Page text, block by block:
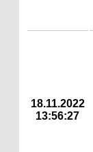
18.11.2022
13:56:27